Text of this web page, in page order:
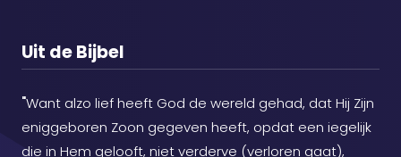
Uit de Bijbel
"Want alzo lief heeft God de wereld gehad, dat Hij Zijn
eniggeboren Zoon gegeven heeft, opdat een iegelijk
die in Hem gelooft, niet verderve (verloren gaat),